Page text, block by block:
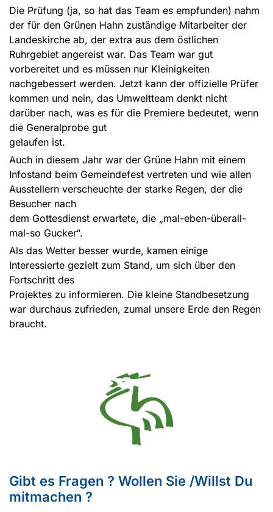
Die Prüfung (ja, so hat das Team es empfunden) nahm
der für den Grünen Hahn zuständige Mitarbeiter der
Landeskirche ab, der extra aus dem östlichen
Ruhrgebiet angereist war. Das Team war gut
vorbereitet und es müssen nur Kleinigkeiten
nachgebessert werden. Jetzt kann der offizielle Prüfer
kommen und nein, das Umweltteam denkt nicht
darüber nach, was es für die Premiere bedeutet, wenn
die Generalprobe gut
gelaufen ist.
Auch in diesem Jahr war der Grüne Hahn mit einem
Infostand beim Gemeindefest vertreten und wie allen
Ausstellern verscheuchte der starke Regen, der die
Besucher nach
dem Gottesdienst erwartete, die „mal-eben-überall-
mal-so Gucker“.
Als das Wetter besser wurde, kamen einige
Interessierte gezielt zum Stand, um sich über den
Fortschritt des
Projektes zu informieren. Die kleine Standbesetzung
war durchaus zufrieden, zumal unsere Erde den Regen
braucht.
Gibt es Fragen ? Wollen Sie /Willst Du
mitmachen ?